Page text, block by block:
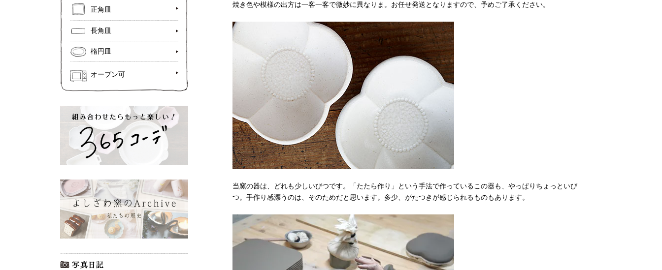
焼き色や模様の出方は一客一客で微妙に異なりま。お任せ発送となりますので、予めご了承ください。
当窯の器は、どれも少しいびつです。「たたら作り」という手法で作っているこの器も、やっぱりちょっといび
つ。手作り感漂うのは、そのためだと思います。多少、がたつきが感じられるものもあります。
正角皿
長角皿
楕円皿
オーブン可